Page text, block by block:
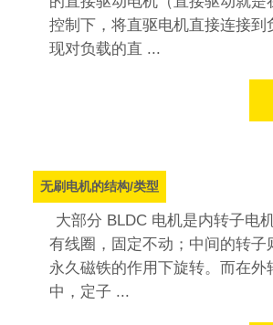
控制下，将直驱电机直接连接到
现对负载的直 ...
无刷电机的结构/类型
大部分 BLDC 电机是内转子电
有线圈，固定不动；中间的转子
永久磁铁的作用下旋转。而在外
中，定子 ...